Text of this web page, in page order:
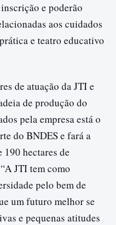
e poderão
aos cuidados
e teatro educativo
de atuação da JTI e
de produção do
pela empresa está o
do BNDES e fará a
190 hectares de
JTI tem como
pelo bem de
um futuro melhor se
e pequenas atitudes